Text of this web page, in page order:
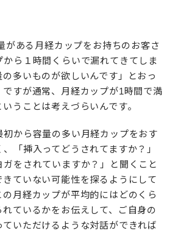
がある月経カップをお持ちのお客さ
から１時間くらいで漏れてきてしま
多いものが欲しいんです」とおっ
ですが通常、月経カップが1時間で満
うことは考えづらいんです。
初から容量の多い月経カップをおす
「挿入ってどうされてますか？」
ガをされていますか？」と聞くこと
ていない可能性を探るようにして
の月経カップが平均的にはどのくら
れているかをお伝えして、ご自身の
いただけるような対話ができれば